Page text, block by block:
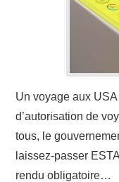
Un voyage aux
d’autorisation de
tous, le
laissez-passer
rendu obligatoire…